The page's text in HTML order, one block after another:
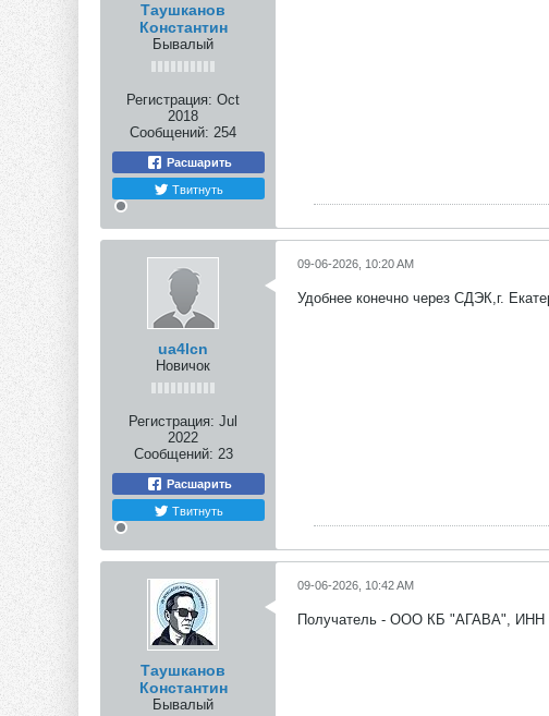
Таушканов
Константин
Бывалый
Регистрация: Oct
2018
Сообщений: 254
Расшарить
Твитнуть
ua4lcn
Новичок
Регистрация: Jul
2022
Сообщений: 23
Расшарить
Твитнуть
09-06-2026, 10:20 AM
Удобнее конечно через СДЭК,г.
Таушканов
Константин
Бывалый
09-06-2026, 10:42 AM
Получатель - ООО КБ "АГАВА", ИНН